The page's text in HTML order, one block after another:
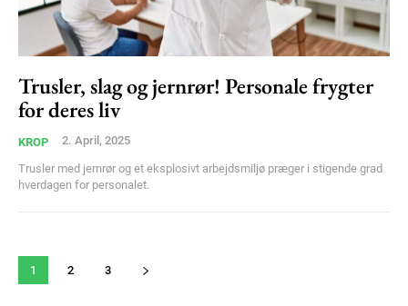
Trusler, slag og jernrør! Personale frygter
for deres liv
KROP 2. April, 2025
Trusler med jernrør og et eksplosivt arbejdsmiljø præger i stigende grad
hverdagen for personalet.
1 2 3